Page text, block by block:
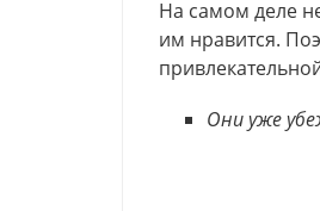
На самом деле
им нравится.
Они уже